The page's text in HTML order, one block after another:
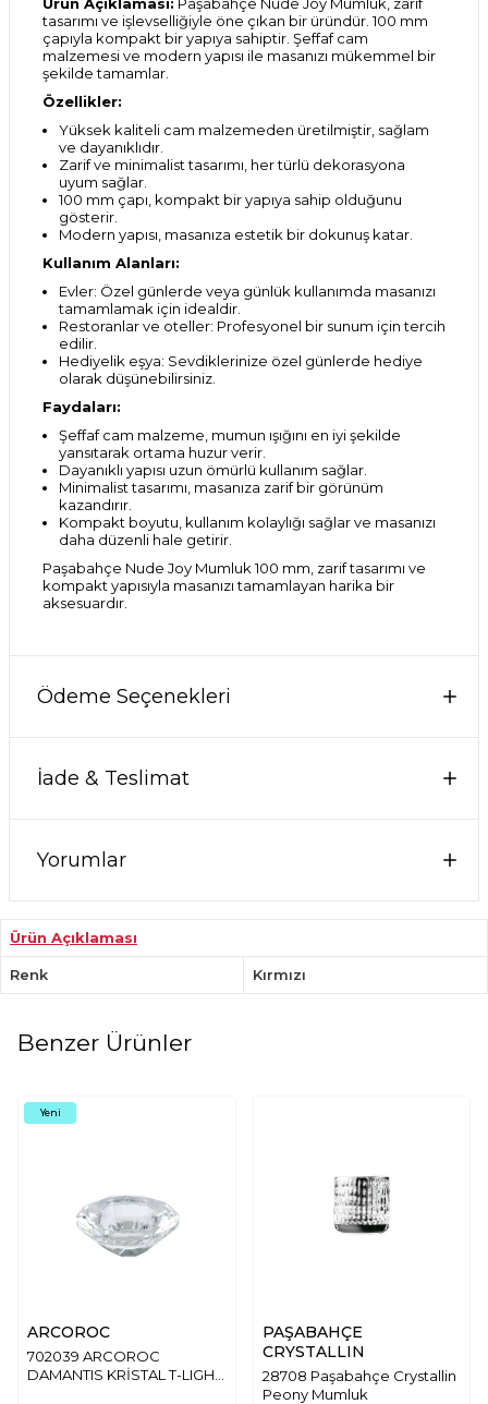
tasarımı ve işlevselliğiyle öne çıkan bir üründür. 100 mm
çapıyla kompakt bir yapıya sahiptir. Şeffaf cam
malzemesi ve modern yapısı ile masanızı mükemmel bir
şekilde tamamlar.
Özellikler:
Yüksek kaliteli cam malzemeden üretilmiştir, sağlam
ve dayanıklıdır.
Zarif ve minimalist tasarımı, her türlü dekorasyona
uyum sağlar.
100 mm çapı, kompakt bir yapıya sahip olduğunu
gösterir.
Modern yapısı, masanıza estetik bir dokunuş katar.
Kullanım Alanları:
Evler: Özel günlerde veya günlük kullanımda masanızı
tamamlamak için idealdir.
Restoranlar ve oteller: Profesyonel bir sunum için tercih
edilir.
Hediyelik eşya: Sevdiklerinize özel günlerde hediye
olarak düşünebilirsiniz.
Faydaları:
Şeffaf cam malzeme, mumun ışığını en iyi şekilde
yansıtarak ortama huzur verir.
Dayanıklı yapısı uzun ömürlü kullanım sağlar.
Minimalist tasarımı, masanıza zarif bir görünüm
kazandırır.
Kompakt boyutu, kullanım kolaylığı sağlar ve masanızı
daha düzenli hale getirir.
Paşabahçe Nude Joy Mumluk 100 mm, zarif tasarımı ve
kompakt yapısıyla masanızı tamamlayan harika bir
aksesuardır.
Ödeme Seçenekleri
İade & Teslimat
Yorumlar
Ürün Açıklaması
Renk Kırmızı
Benzer Ürünler
Yeni
ARCOROC
702039 ARCOROC
DAMANTIS KRİSTAL T-LIGHT
PAŞABAHÇE
CRYSTALLIN
28708 Paşabahçe Crystallin
Peony Mumluk